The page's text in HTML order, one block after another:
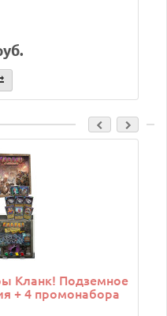
Кланк! Подземное
+ 4 промонабора